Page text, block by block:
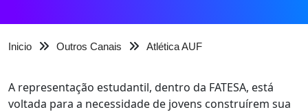
Inicio Outros Canais Atlética AUF
A representação estudantil, dentro da FATESA, está
voltada para a necessidade de jovens construírem sua